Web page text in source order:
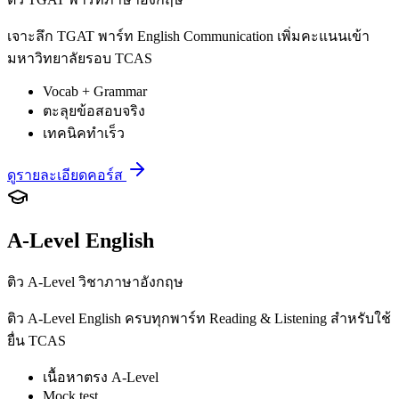
เจาะลึก TGAT พาร์ท English Communication เพิ่มคะแนนเข้า
มหาวิทยาลัยรอบ TCAS
Vocab + Grammar
ตะลุยข้อสอบจริง
เทคนิคทำเร็ว
ดูรายละเอียดคอร์ส
A-Level English
ติว A-Level วิชาภาษาอังกฤษ
ติว A-Level English ครบทุกพาร์ท Reading & Listening สำหรับใช้
ยื่น TCAS
เนื้อหาตรง A-Level